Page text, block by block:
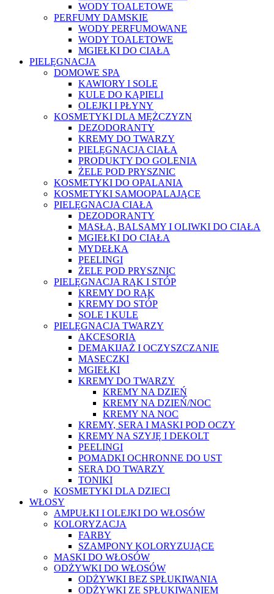
WODY TOALETOWE
PERFUMY DAMSKIE
WODY PERFUMOWANE
WODY TOALETOWE
MGIEŁKI DO CIAŁA
PIELĘGNACJA
DOMOWE SPA
KAWIORY I SOLE
KULE DO KĄPIELI
OLEJKI I PŁYNY
KOSMETYKI DLA MĘŻCZYZN
DEZODORANTY
KREMY DO TWARZY
PIELĘGNACJA CIAŁA
PRODUKTY DO GOLENIA
ŻELE POD PRYSZNIC
KOSMETYKI DO OPALANIA
KOSMETYKI SAMOOPALAJĄCE
PIELĘGNACJA CIAŁA
DEZODORANTY
MASŁA, BALSAMY I OLIWKI DO CIAŁA
MGIEŁKI DO CIAŁA
MYDEŁKA
PEELINGI
ŻELE POD PRYSZNIC
PIELĘGNACJA RĄK I STÓP
KREMY DO RĄK
KREMY DO STÓP
SOLE I KULE
PIELĘGNACJA TWARZY
AKCESORIA
DEMAKIJAŻ I OCZYSZCZANIE
MASECZKI
MGIEŁKI
KREMY DO TWARZY
KREMY NA DZIEŃ
KREMY NA DZIEŃ/NOC
KREMY NA NOC
KREMY, SERA I MASKI POD OCZY
KREMY NA SZYJĘ I DEKOLT
PEELINGI
POMADKI OCHRONNE DO UST
SERA DO TWARZY
TONIKI
KOSMETYKI DLA DZIECI
WŁOSY
AMPUŁKI I OLEJKI DO WŁOSÓW
KOLORYZACJA
FARBY
SZAMPONY KOLORYZUJĄCE
MASKI DO WŁOSÓW
ODŻYWKI DO WŁOSÓW
ODŻYWKI BEZ SPŁUKIWANIA
ODŻYWKI ZE SPŁUKIWANIEM